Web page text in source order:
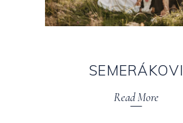
SEMERÁKOVI
Read More